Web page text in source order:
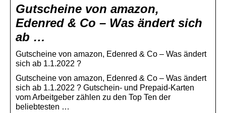
Gutscheine von amazon,
Edenred & Co – Was ändert sich
ab …
Gutscheine von amazon, Edenred & Co – Was ändert
sich ab 1.1.2022 ?
Gutscheine von amazon, Edenred & Co – Was ändert
sich ab 1.1.2022 ? Gutschein- und Prepaid-Karten
vom Arbeitgeber zählen zu den Top Ten der
beliebtesten …